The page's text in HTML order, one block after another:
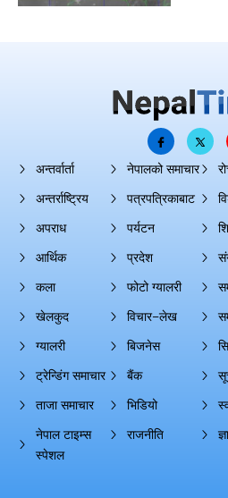
अन्तर्वार्ता
अन्तर्राष्ट्रिय
अपराध
आर्थिक
कला
खेलकुद
ग्यालरी
ट्रेन्डिंग समाचार
ताजा समाचार
नेपाल टाइम्स
स्पेशल
नेपालको समाचार
पत्रपत्रिकाबाट
पर्यटन
प्रदेश
फोटो ग्यालरी
विचार–लेख
बिजनेस
बैंक
भिडियो
राजनीति